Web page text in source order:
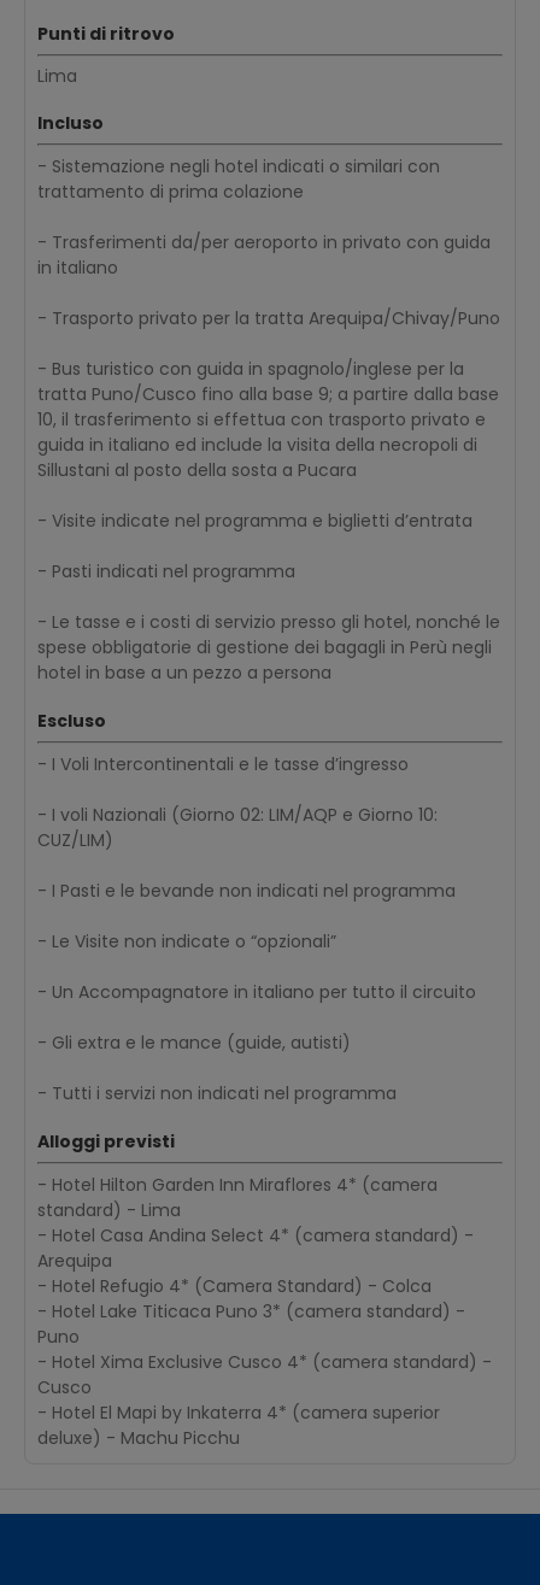
Punti di ritrovo
Lima
Incluso
- Sistemazione negli hotel indicati o similari con
trattamento di prima colazione
- Trasferimenti da/per aeroporto in privato con guida
in italiano
- Trasporto privato per la tratta Arequipa/Chivay/Puno
- Bus turistico con guida in spagnolo/inglese per la
tratta Puno/Cusco fino alla base 9; a partire dalla base
10, il trasferimento si effettua con trasporto privato e
guida in italiano ed include la visita della necropoli di
Sillustani al posto della sosta a Pucara
- Visite indicate nel programma e biglietti d’entrata
- Pasti indicati nel programma
- Le tasse e i costi di servizio presso gli hotel, nonché le
spese obbligatorie di gestione dei bagagli in Perù negli
hotel in base a un pezzo a persona
Escluso
- I Voli Intercontinentali e le tasse d’ingresso
- I voli Nazionali (Giorno 02: LIM/AQP e Giorno 10:
CUZ/LIM)
- I Pasti e le bevande non indicati nel programma
- Le Visite non indicate o “opzionali”
- Un Accompagnatore in italiano per tutto il circuito
- Gli extra e le mance (guide, autisti)
- Tutti i servizi non indicati nel programma
Alloggi previsti
- Hotel Hilton Garden Inn Miraflores 4* (camera
standard) - Lima
- Hotel Casa Andina Select 4* (camera standard) -
Arequipa
- Hotel Refugio 4* (Camera Standard) - Colca
- Hotel Lake Titicaca Puno 3* (camera standard) -
Puno
- Hotel Xima Exclusive Cusco 4* (camera standard) -
Cusco
- Hotel El Mapi by Inkaterra 4* (camera superior
deluxe) - Machu Picchu